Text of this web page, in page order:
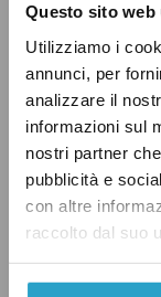
Questo sito
Utilizziamo i
annunci, per
analizzare il
informazioni sul
nostri partner
pubblicità e
con altre
raccolto dal suo
cittadini di
farla
alla Camera,
stabilito[1] la
validità dei
degli aventi
referendum